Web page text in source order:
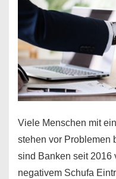
Viele Menschen mit
stehen vor Problemen
sind Banken seit 2016
negativem Schufa